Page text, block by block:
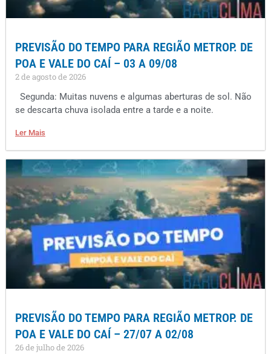
PREVISÃO DO TEMPO PARA REGIÃO METROP. DE
POA E VALE DO CAÍ – 03 A 09/08
2 de agosto de 2026
Segunda: Muitas nuvens e algumas aberturas de sol. Não
se descarta chuva isolada entre a tarde e a noite.
Ler Mais
PREVISÃO DO TEMPO PARA REGIÃO METROP. DE
POA E VALE DO CAÍ – 27/07 A 02/08
26 de julho de 2026